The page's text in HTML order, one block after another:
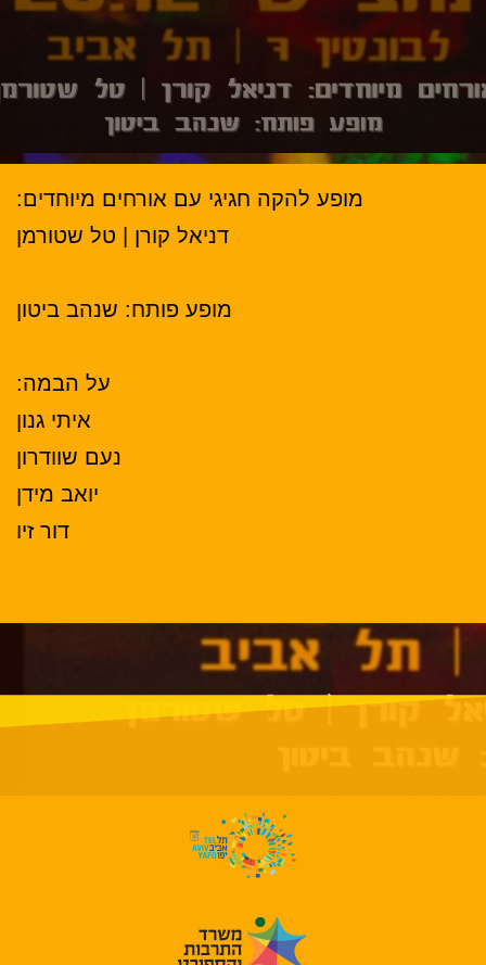
מופע להקה חגיגי עם אורחים מיוחדים:
דניאל קורן | טל שטורמן
מופע פותח: שנהב ביטון
על הבמה:
איתי גנון
נעם שוודרון
יואב מידן
דור זיו